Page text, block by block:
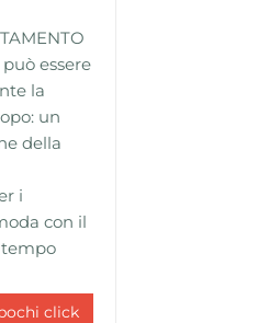
essere
la
un
della
i
con il
click